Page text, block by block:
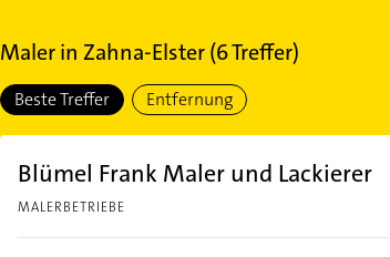
Malerin Zahna-Elster(6Treffer)
Beste Treffer Entfernung
Blümel Frank Maler und Lackierer
MALERBETRIEBE